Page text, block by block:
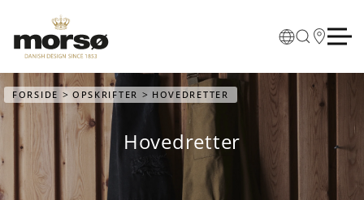
Skip to main content
FORSIDE OPSKRIFTER HOVEDRETTER
Hovedretter